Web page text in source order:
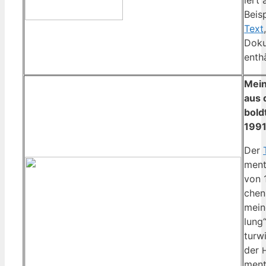
Text
aus
Der
von
der